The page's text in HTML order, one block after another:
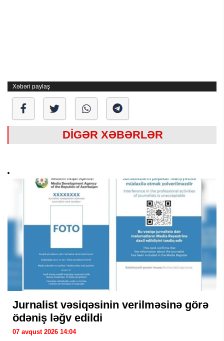
Xəbəri paylaş
DİGƏR XƏBƏRLƏR
Jurnalist vəsiqəsinin verilməsinə görə
ödəniş ləğv edildi
07 avqust 2026 14:04